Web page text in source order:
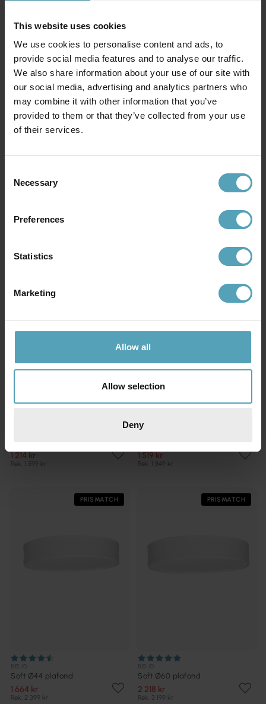
This website uses cookies
We use cookies to personalise content and ads, to
provide social media features and to analyse our traffic.
We also share information about your use of our site with
our social media, advertising and analytics partners who
may combine it with other information that you’ve
provided to them or that they’ve collected from your use
of their services.
Selection
Necessary
Preferences
Statistics
Marketing
Allow all
Allow selection
Deny
1 872 kr
1 214 kr
Rek. 1 599 kr
PRISMATCH
1 519 kr
Rek. 1 849 kr
PRISMATCH
Soft Ø44 plafond
1 664 kr
Rek. 2 399 kr
PRISMATCH
Soft Ø60 plafond
2 218 kr
Rek. 3 199 kr